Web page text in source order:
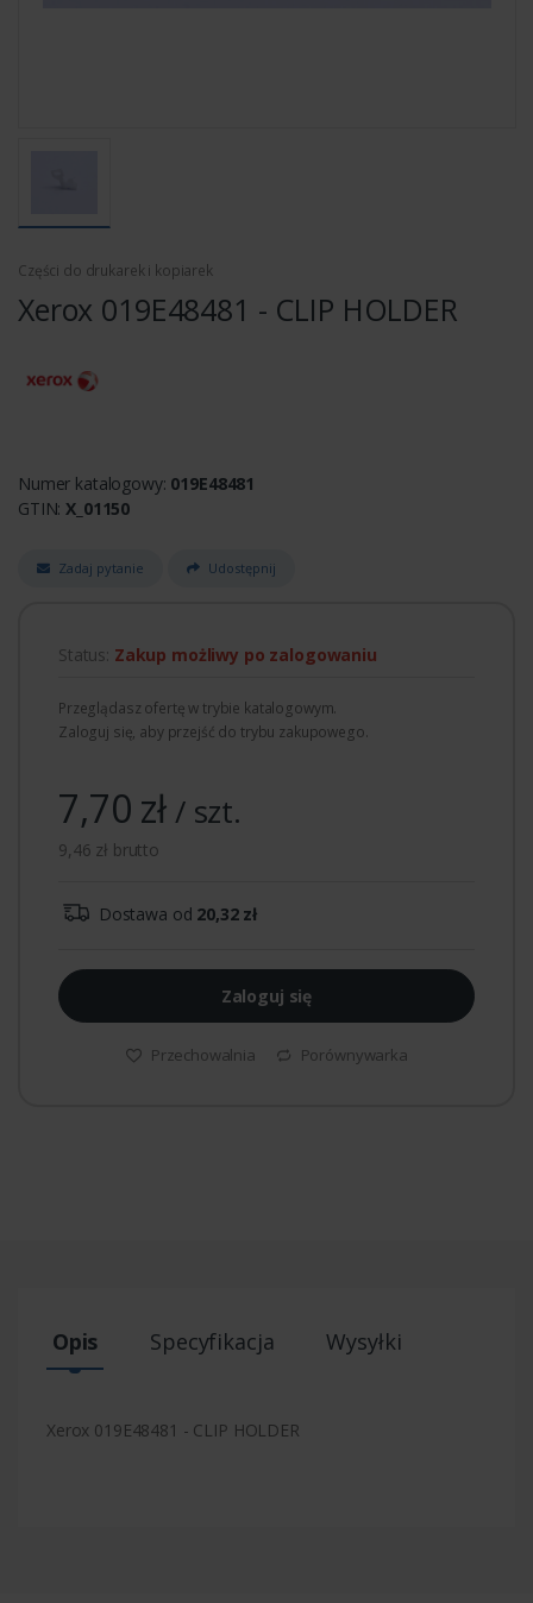
Części do drukarek i kopiarek
Xerox 019E48481 - CLIP HOLDER
Numer katalogowy: 019E48481
GTIN:X_01150
Zadaj pytanie Udostępnij
Status: Zakup możliwy po zalogowaniu
Przeglądasz ofertę w trybie katalogowym.
Zaloguj się, aby przejść do trybu zakupowego.
7,70 zł / szt.
9,46 zł brutto
Dostawa od 20,32 zł
Zaloguj się
Przechowalnia Porównywarka
Opis Specyfikacja Wysyłki
Xerox 019E48481 - CLIP HOLDER